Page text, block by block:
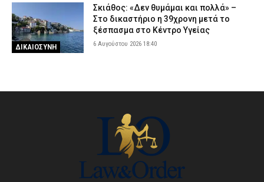
ΔΙΚΑΙΟΣΥΝΗ
Σκιάθος: «Δεν θυμάμαι και πολλά» –
Στο δικαστήριο η 39χρονη μετά το
ξέσπασμα στο Κέντρο Υγείας
6 Αυγούστου 2026 18:40